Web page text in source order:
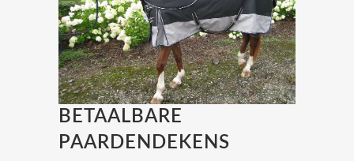
BETAALBARE
PAARDENDEKENS